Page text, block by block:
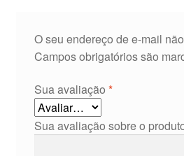
O seu endereço de e-mail
Campos obrigatórios são
Sua avaliação *
Sua avaliação sobre o